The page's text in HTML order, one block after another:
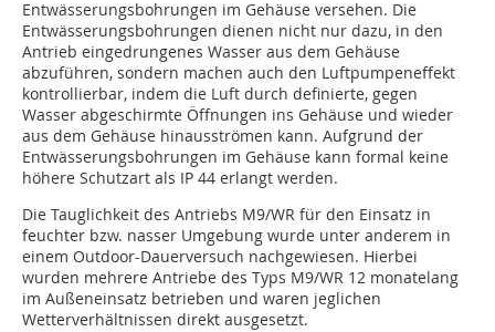
Entwässerungsbohrungen im Gehäuse versehen. Die
Entwässerungsbohrungen dienen nicht nur dazu, in den
Antrieb eingedrungenes Wasser aus dem Gehäuse
abzuführen, sondern machen auch den Luftpumpeneffekt
kontrollierbar, indem die Luft durch definierte, gegen
Wasser abgeschirmte Öffnungen ins Gehäuse und wieder
aus dem Gehäuse hinausströmen kann. Aufgrund der
Entwässerungsbohrungen im Gehäuse kann formal keine
höhere Schutzart als IP 44 erlangt werden.
Die Tauglichkeit des Antriebs M9/WR für den Einsatz in
feuchter bzw. nasser Umgebung wurde unter anderem in
einem Outdoor-Dauerversuch nachgewiesen. Hierbei
wurden mehrere Antriebe des Typs M9/WR 12 monatelang
im Außeneinsatz betrieben und waren jeglichen
Wetterverhältnissen direkt ausgesetzt.